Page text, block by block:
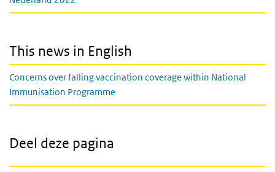
This news in English
Concerns over falling vaccination coverage within National
Immunisation Programme
Deel deze pagina